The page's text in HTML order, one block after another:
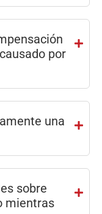
por
una
sobre
mientras